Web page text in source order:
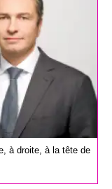
à droite, à la tête de